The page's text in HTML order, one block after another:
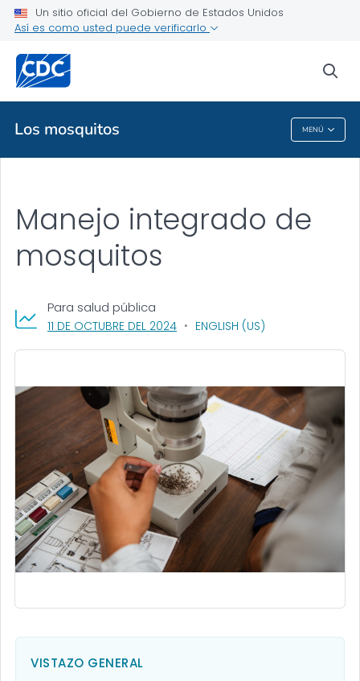
Un sitio oficial del Gobierno de Estados Unidos
Así es como usted puede verificarlo
Los mosquitos MENÚ
Información para los profesionales de control de mosquitos
Temas relacionados
Los Mosquitos
11 DE OCTUBRE DEL 2024, VISIT LINK FOR DETAILS.
ENGLISH (US)
Para salud pública
Manejo integrado de
mosquitos
VISTAZO GENERAL